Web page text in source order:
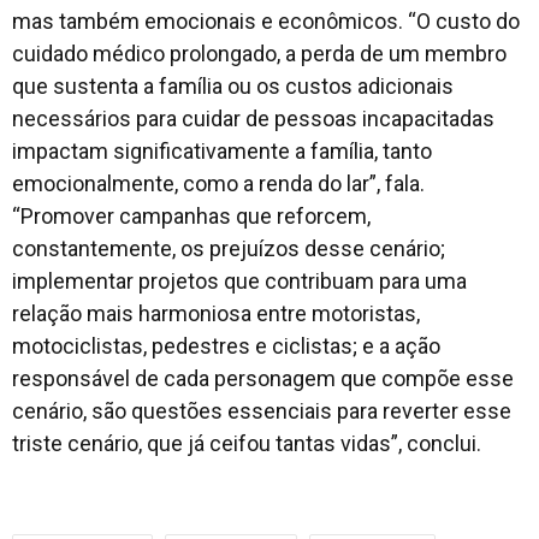
mas também emocionais e econômicos. “O custo do
cuidado médico prolongado, a perda de um membro
que sustenta a família ou os custos adicionais
necessários para cuidar de pessoas incapacitadas
impactam significativamente a família, tanto
emocionalmente, como a renda do lar”, fala.
“Promover campanhas que reforcem,
constantemente, os prejuízos desse cenário;
implementar projetos que contribuam para uma
relação mais harmoniosa entre motoristas,
motociclistas, pedestres e ciclistas; e a ação
responsável de cada personagem que compõe esse
cenário, são questões essenciais para reverter esse
triste cenário, que já ceifou tantas vidas”, conclui.